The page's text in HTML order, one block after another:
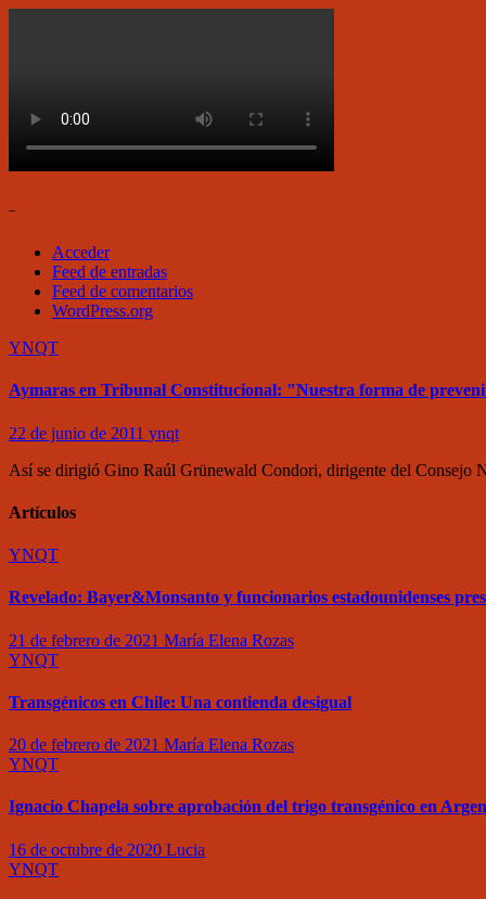
–
Acceder
Feed de entradas
Feed de comentarios
WordPress.org
YNQT
Aymaras en Tribunal Constitucional: "Nuestra forma de
22 de junio de 2011 ynqt
Así se dirigió Gino Raúl Grünewald Condori, dirigente del Consejo
Artículos
YNQT
Revelado: Bayer&Monsanto y funcionarios estadounidenses
21 de febrero de 2021 María Elena Rozas
YNQT
Transgénicos en Chile: Una contienda desigual
20 de febrero de 2021 María Elena Rozas
YNQT
Ignacio Chapela sobre aprobación del trigo transgénico en
16 de octubre de 2020 Lucia
YNQT